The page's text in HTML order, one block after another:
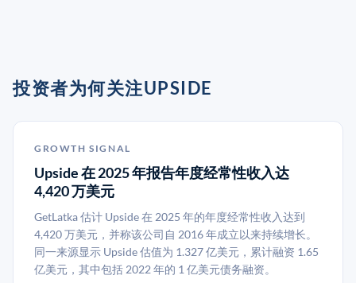
投资者为何关注UPSIDE
GROWTH SIGNAL
Upside 在 2025 年报告年度经常性收入达
4,420 万美元
GetLatka 估计 Upside 在 2025 年的年度经常性收入达到
4,420 万美元，并称该公司自 2016 年成立以来持续增长。
同一来源显示 Upside 估值为 1.327 亿美元，累计融资 1.65
亿美元，其中包括 2022 年的 1 亿美元债务融资。